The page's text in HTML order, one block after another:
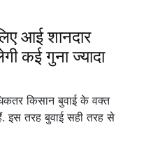
आई शानदार
कई गुना ज्यादा
किसान बुवाई के वक्त
इस तरह बुवाई सही तरह से